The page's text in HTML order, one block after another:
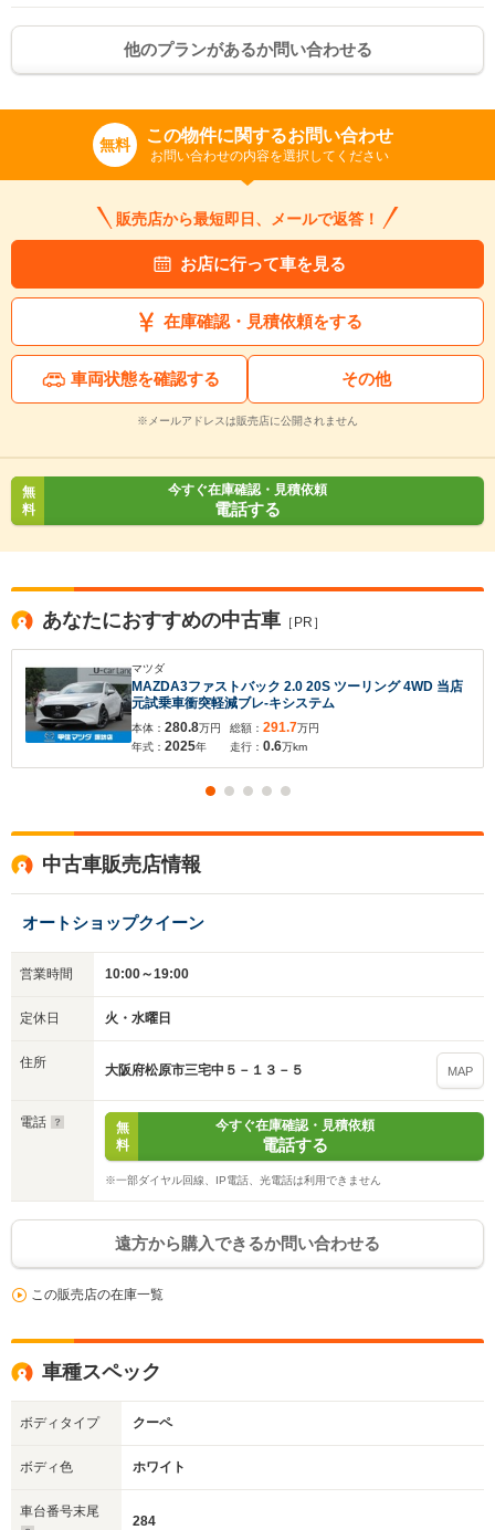
他のプランがあるか問い合わせる
無料 この物件に関するお問い合わせ
お問い合わせの内容を選択してください
販売店から最短即日、メールで返答！
お店に行って車を見る
在庫確認・見積依頼をする
車両状態を確認する その他
※メールアドレスは販売店に公開されません
無
料
今すぐ在庫確認・見積依頼
電話する
あなたにおすすめの中古車 ［PR］
マツダ
MAZDA3ファストバック 2.0 20S ツーリング 4WD 当店
元試乗車衝突軽減ブレ-キシステム
本体： 280.8万円
年式： 2025年
総額： 291.7万円
走行： 0.6万km
中古車販売店情報
オートショップクイーン
営業時間 10:00～19:00
定休日 火・水曜日
住所 大阪府松原市三宅中５－１３－５ MAP
電話
無
料
今すぐ在庫確認・見積依頼
電話する
※一部ダイヤル回線、IP電話、光電話は利用できません
遠方から購入できるか問い合わせる
この販売店の在庫一覧
車種スペック
ボディタイプ クーペ
ボディ色 ホワイト
車台番号末尾
284